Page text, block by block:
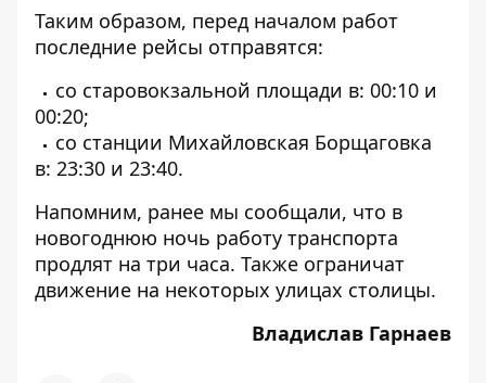
Таким образом, перед началом работ
последние рейсы отправятся:
со старовокзальной площади в: 00:10 и
00:20;
со станции Михайловская Борщаговка
в: 23:30 и 23:40.
Напомним, ранее мы сообщали, что в
новогоднюю ночь работу транспорта
продлят на три часа. Также ограничат
движение на некоторых улицах столицы.
Владислав Гарнаев